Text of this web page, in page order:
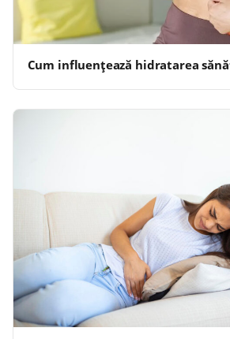
Cum influențează hidratarea